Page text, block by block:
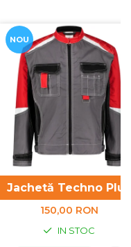
NOU
Jachetă Techno Plus
150,00 RON
IN STOC